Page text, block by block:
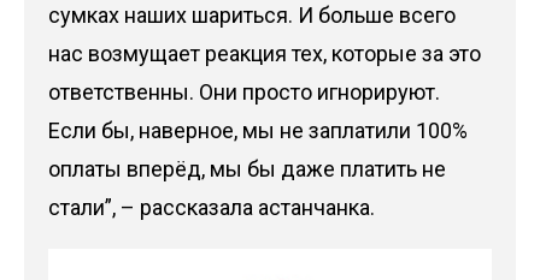
сумках наших шариться. И больше всего
нас возмущает реакция тех, которые за это
ответственны. Они просто игнорируют.
Если бы, наверное, мы не заплатили 100%
оплаты вперёд, мы бы даже платить не
стали”, – рассказала астанчанка.